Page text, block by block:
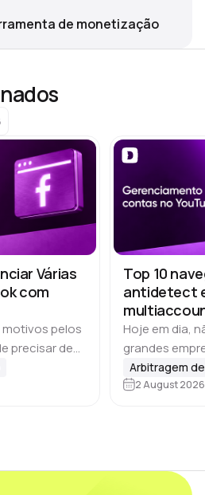
de monetização
Várias
com
motivos pelos
precisar de
variar. Se
redes
Top 10
antidetect
YouTube
Hoje em dia,
grandes
gerenciam
Equipes de
Arbitragem
2 August 2026